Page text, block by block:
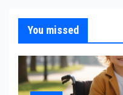
You missed